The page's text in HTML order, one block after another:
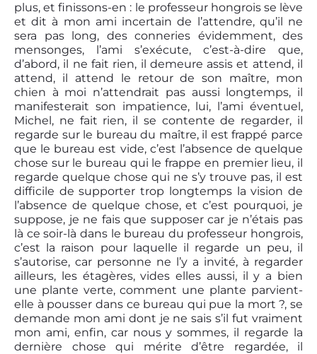
plus, et finissons-en : le professeur hongrois se lève
et dit à mon ami incertain de l’attendre, qu’il ne
sera pas long, des conneries évidemment, des
mensonges, l’ami s’exécute, c’est-à-dire que,
d’abord, il ne fait rien, il demeure assis et attend, il
attend, il attend le retour de son maître, mon
chien à moi n’attendrait pas aussi longtemps, il
manifesterait son impatience, lui, l’ami éventuel,
Michel, ne fait rien, il se contente de regarder, il
regarde sur le bureau du maître, il est frappé parce
que le bureau est vide, c’est l’absence de quelque
chose sur le bureau qui le frappe en premier lieu, il
regarde quelque chose qui ne s’y trouve pas, il est
difficile de supporter trop longtemps la vision de
l’absence de quelque chose, et c’est pourquoi, je
suppose, je ne fais que supposer car je n’étais pas
là ce soir-là dans le bureau du professeur hongrois,
c’est la raison pour laquelle il regarde un peu, il
s’autorise, car personne ne l’y a invité, à regarder
ailleurs, les étagères, vides elles aussi, il y a bien
une plante verte, comment une plante parvient-
elle à pousser dans ce bureau qui pue la mort ?, se
demande mon ami dont je ne sais s’il fut vraiment
mon ami, enfin, car nous y sommes, il regarde la
dernière chose qui mérite d’être regardée, il